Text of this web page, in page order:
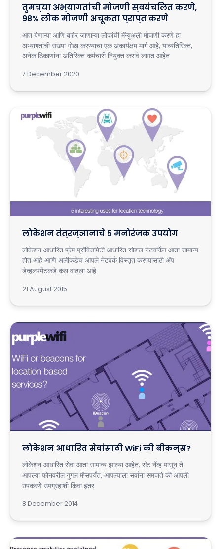
तुमच्या अभ्यागतांची मोजणी स्वयंचलित करणे,
98% लोक मोजणी अचूकता प्राप्त करणे
आत येणाऱ्या आणि बाहेर जाणाऱ्या लोकांची मॅन्युअली मोजणी करणे हा
अभ्यागतांची संख्या गोळा करण्याचा एक अकार्यक्षम मार्ग आहे, याव्यतिरिक्त,
अनेक ठिकाणांना अतिरिक्त कर्मचारी नियुक्त करावे लागत आहेत
7 December 2020
लोकेशन तंत्रज्ञानाचे ५ मनोरंजक उपयोग
लोकेशन आधारित प्रेम प्रॉक्सिमिटी आधारित सोशल नेटवर्किंग आता सामान्य
होत आहे आणि अलीकडेच आपले नेटवर्क विस्तृत करण्यासाठी ॲप
डेव्हलपमेंटकडे कल वाढला आहे
21 August 2015
लोकेशन आधारित सेवांसाठी WiFi की बीकन्स?
लोकेशन आधारित सेवा आता सामान्य झाल्या आहेत. सॅट नॅव्ह पासून ते
आपल्या फोनवरील गुगल मॅप्सपर्यंत, आपल्याला सर्वांना समजते की आपली
उपकरणे उपग्रहांशी किंवा इतर
8 December 2014